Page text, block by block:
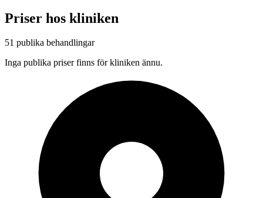
Priser hos kliniken
51 publika behandlingar
Inga publika priser finns för kliniken ännu.